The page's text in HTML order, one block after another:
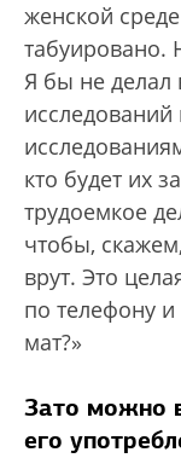
женской
табуировано.
Я бы не делал
исследований
кто будет их
трудоемкое
чтобы,
врут. Это
по телефону
мат?»
Зато можно
его